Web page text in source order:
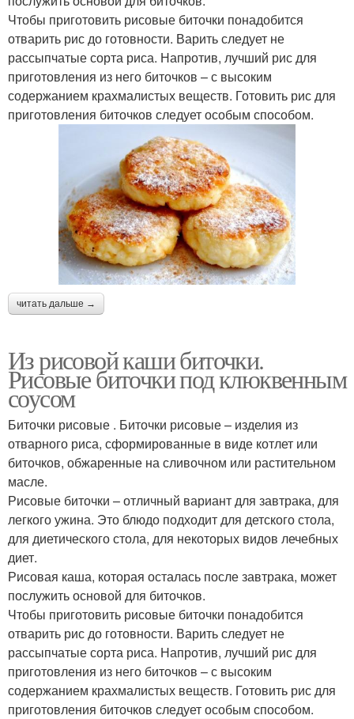
Чтобы приготовить рисовые биточки понадобится
отварить рис до готовности. Варить следует не
рассыпчатые сорта риса. Напротив, лучший рис для
приготовления из него биточков – с высоким
содержанием крахмалистых веществ. Готовить рис для
приготовления биточков следует особым способом.
читать дальше →
Из рисовой каши биточки.
Рисовые биточки под клюквенным
соусом
Биточки рисовые . Биточки рисовые – изделия из
отварного риса, сформированные в виде котлет или
биточков, обжаренные на сливочном или растительном
масле.
Рисовые биточки – отличный вариант для завтрака, для
легкого ужина. Это блюдо подходит для детского стола,
для диетического стола, для некоторых видов лечебных
диет.
Рисовая каша, которая осталась после завтрака, может
послужить основой для биточков.
Чтобы приготовить рисовые биточки понадобится
отварить рис до готовности. Варить следует не
рассыпчатые сорта риса. Напротив, лучший рис для
приготовления из него биточков – с высоким
содержанием крахмалистых веществ. Готовить рис для
приготовления биточков следует особым способом.